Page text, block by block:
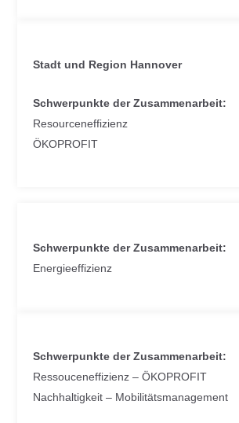
Stadt und Region Hannover
Schwerpunkte der Zusammenarbeit:
Resourceneffizienz
ÖKOPROFIT
Schwerpunkte der Zusammenarbeit:
Energieeffizienz
Schwerpunkte der Zusammenarbeit:
Ressouceneffizienz – ÖKOPROFIT
Nachhaltigkeit – Mobilitätsmanagement